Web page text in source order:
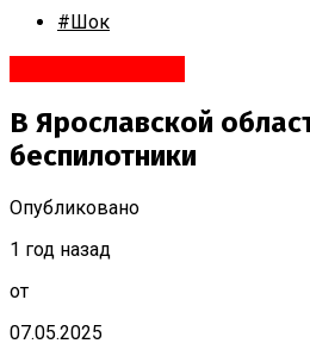
#Шок
В Ярославской
беспилотники
Опубликовано
1 год назад
от
07.05.2025